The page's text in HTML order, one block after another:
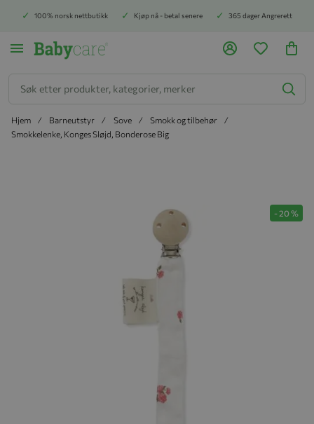
100% norsk nettbutikk Kjøp nå - betal senere 365 dager Angrerett
Hjem Barneutstyr Sove
Smokk og tilbehør
Smokkelenke, Konges Sløjd, Bonderose Big
-20 %